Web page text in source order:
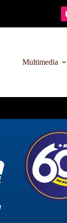
Multimedia